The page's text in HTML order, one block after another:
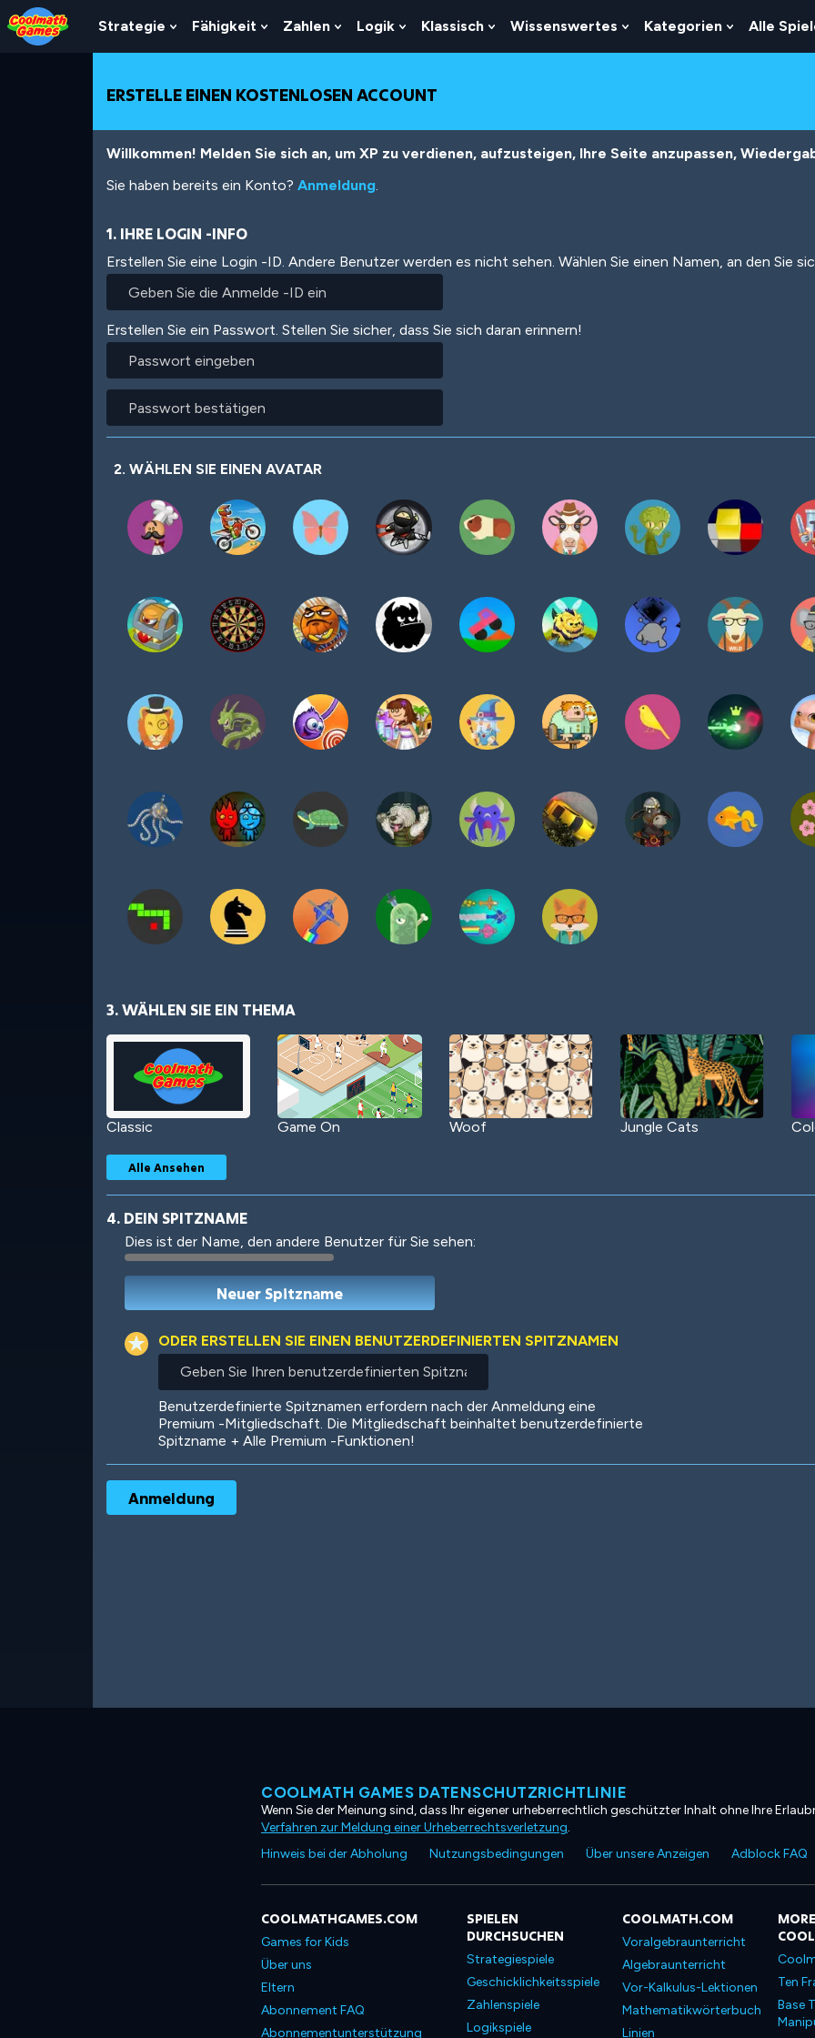
Skip
to
Top
Skip
to
Navigation
Skip
to
Main
Skip
to
Footer
Direkt
zum
Inhalt
Strategie
Show
Submenu
Strategie
Fähigkeit
Show
Submenu
Fähigkeit
Zahlen
Show
Submenu
Zahlen
Logik
Show
Submenu
Logik
Klassisch
Show
Submenu
Wissenswertes
Show
Submenu
Kategorien
Show
Submenu
Alle
ERSTELLE EINEN KOSTENLOSEN ACCOUNT
Willkommen! Melden Sie sich an, um XP zu verdienen, aufzusteigen, Ihre Seite anzupassen,
Sie haben bereits ein Konto? Anmeldung.
1. IHRE LOGIN -INFO
Erstellen Sie eine Login -ID. Andere Benutzer werden es nicht sehen. Wählen Sie einen Namen, an den Sie
Erstellen Sie ein Passwort. Stellen Sie sicher, dass Sie sich daran erinnern!
eingeben
bestätigen
2. WÄHLEN SIE EINEN AVATAR
3. WÄHLEN SIE EIN THEMA
Classic Game On Woof Jungle Cats
Robotic International
Starlight Circuits
Alle Ansehen
4. DEIN SPITZNAME
Dies ist der Name, den andere Benutzer für Sie sehen:
ODER ERSTELLEN SIE EINEN BENUTZERDEFINIERTEN SPITZNAMEN
benutzerdefinierten
Spitznamen
Benutzerdefinierte Spitznamen erfordern nach der Anmeldung eine
Premium -Mitgliedschaft. Die Mitgliedschaft beinhaltet benutzerdefinierte
Spitzname + Alle Premium -Funktionen!
COOLMATH GAMES DATENSCHUTZRICHTLINIE
Wenn Sie der Meinung sind, dass Ihr eigener urheberrechtlich geschützter Inhalt ohne Ihre
Verfahren zur Meldung einer Urheberrechtsverletzung.
Hinweis bei der Abholung
Nutzungsbedingungen Über unsere Anzeigen Adblock FAQ
COOLMATHGAMES.COM
Games for Kids
Über uns
Eltern
Abonnement FAQ
Abonnementunterstützung
SPIELEN
DURCHSUCHEN
Strategiespiele
Geschicklichkeitsspiele
Zahlenspiele
Logikspiele
COOLMATH.COM
Voralgebraunterricht
Algebraunterricht
Vor-Kalkulus-Lektionen
Mathematikwörterbuch
Linien
Ten
Base